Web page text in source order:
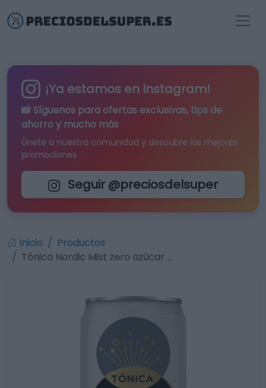
¡Ya estamos en Instagram!
📸 Síguenos para ofertas exclusivas, tips de
ahorro y mucho más
Únete a nuestra comunidad y descubre las mejores
promociones
Seguir @preciosdelsuper
Inicio
Productos
Tónica Nordic Mist zero azúcar …